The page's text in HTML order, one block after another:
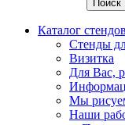
Каталог стендов
Стенды
Визитка
Для Вас,
Мы
Наши